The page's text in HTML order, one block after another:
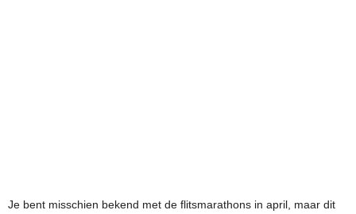
Je bent misschien bekend met de flitsmarathons in april, maar dit